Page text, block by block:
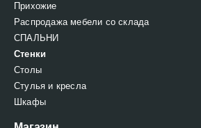
Прихожие
Распродажа мебели со склада
СПАЛЬНИ
Стенки
Столы
Стулья и кресла
Шкафы